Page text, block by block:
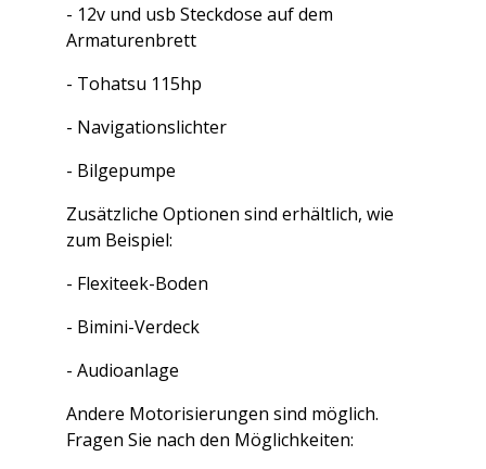
- 12v und usb Steckdose auf dem
Armaturenbrett
- Tohatsu 115hp
- Navigationslichter
- Bilgepumpe
Zusätzliche Optionen sind erhältlich, wie
zum Beispiel:
- Flexiteek-Boden
- Bimini-Verdeck
- Audioanlage
Andere Motorisierungen sind möglich.
Fragen Sie nach den Möglichkeiten: